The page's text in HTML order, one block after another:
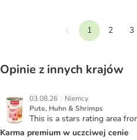
Wstecz1 2 3
Opinie z innych krajów
03.08.26 | Niemcy
Pute, Huhn & Shrimps
This is a stars rating area
Karma premium w uczciwej cenie